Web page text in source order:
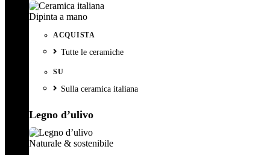
Dipinta a mano
ACQUISTA
Tutte le ceramiche
SU
Sulla ceramica italiana
Legno d’ulivo
Naturale & sostenibile